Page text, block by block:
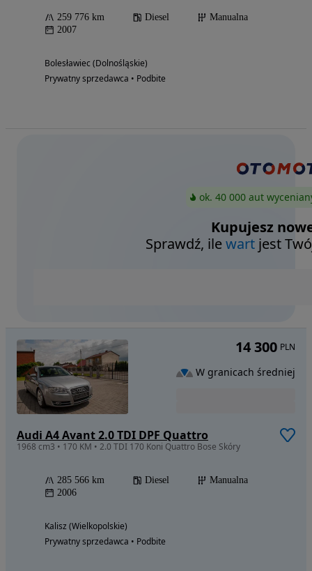
259 776 km Diesel
Manualna
2007
Bolesławiec (Dolnośląskie)
Prywatny sprzedawca • Podbite
ok. 40 000 aut
Kupujesz
Sprawdź, ilewart jest
Audi A4 Avant 2.0 TDI DPF Quattro
1968 cm3 • 170 KM • 2.0 TDI 170 Koni Quattro Bose Skóry
285 566 km Diesel
Manualna
2006
Kalisz (Wielkopolskie)
Prywatny sprzedawca • Podbite
14 300 PLN
W granicach średniej